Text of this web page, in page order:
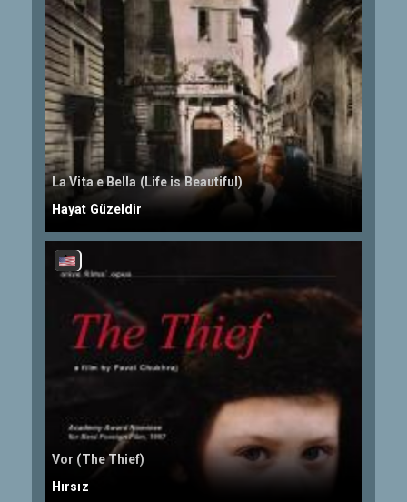
La Vita e Bella (Life is Beautiful)
Hayat Güzeldir
Vor (The Thief)
Hırsız